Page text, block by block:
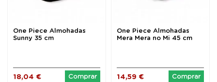
One Piece Almohadas
Sunny 35 cm
18,04 € Comprar
One Piece Almohadas
Mera Mera no Mi 45 cm
14,59 € Comprar